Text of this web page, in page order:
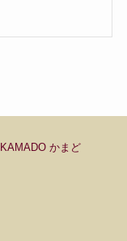
KAMADO かまど